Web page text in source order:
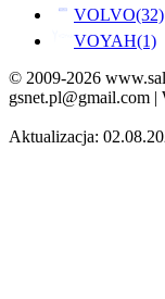
VOLVO(32)
VOYAH(1)
© 2009-2026
gsnet.pl@gmail.com |
Aktualizacja: